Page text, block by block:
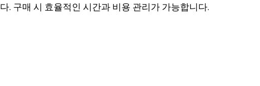
. 구매 시 효율적인 시간과 비용 관리가 가능합니다.